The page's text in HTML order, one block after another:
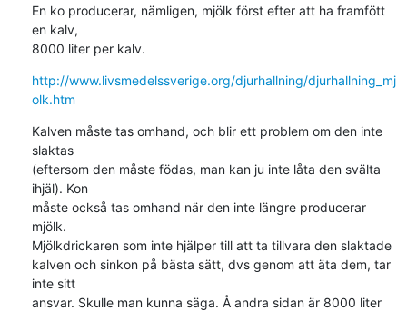
En ko producerar, nämligen, mjölk först efter att ha framfött
en kalv,
8000 liter per kalv.
http://www.livsmedelssverige.org/djurhallning/djurhallning_mj
olk.htm
Kalven måste tas omhand, och blir ett problem om den inte
slaktas
(eftersom den måste födas, man kan ju inte låta den svälta
ihjäl). Kon
måste också tas omhand när den inte längre producerar
mjölk.
Mjölkdrickaren som inte hjälper till att ta tillvara den slaktade
kalven och sinkon på bästa sätt, dvs genom att äta dem, tar
inte sitt
ansvar. Skulle man kunna säga. Å andra sidan är 8000 liter